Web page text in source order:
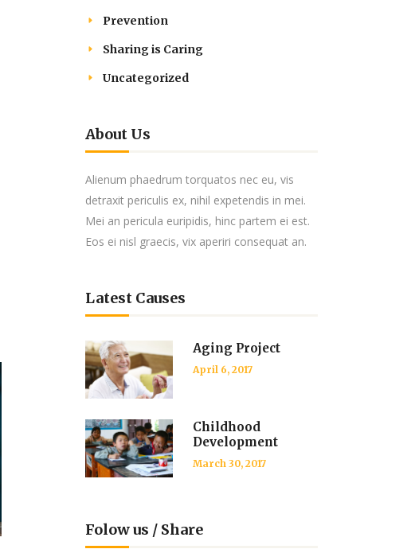
Prevention
Sharing is Caring
Uncategorized
About Us
Alienum phaedrum torquatos nec eu, vis
detraxit periculis ex, nihil expetendis in mei.
Mei an pericula euripidis, hinc partem ei est.
Eos ei nisl graecis, vix aperiri consequat an.
Latest Causes
Aging Project
April 6, 2017
Childhood
Development
March 30, 2017
Folow us / Share